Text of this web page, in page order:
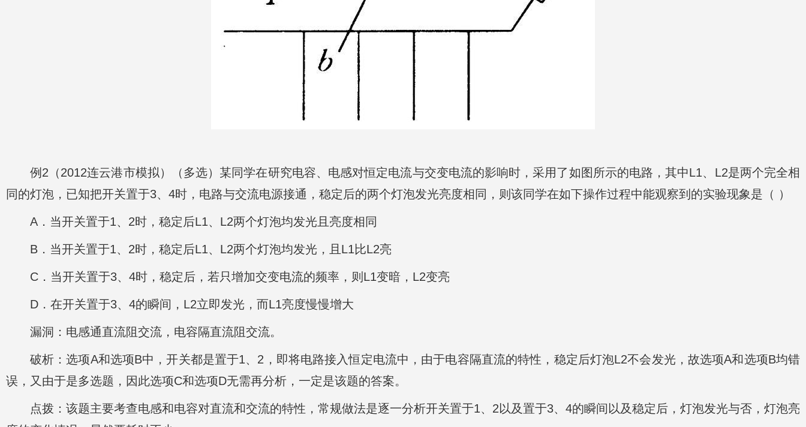
例2（2012连云港市模拟）（多选）某同学在研究电容、电感对恒定电流与交变电流的影响时，采用了如图所示的电路，其中L1、L2是两个完全相
同的灯泡，已知把开关置于3、4时，电路与交流电源接通，稳定后的两个灯泡发光亮度相同，则该同学在如下操作过程中能观察到的实验现象是（ ）
A．当开关置于1、2时，稳定后L1、L2两个灯泡均发光且亮度相同
B．当开关置于1、2时，稳定后L1、L2两个灯泡均发光，且L1比L2亮
C．当开关置于3、4时，稳定后，若只增加交变电流的频率，则L1变暗，L2变亮
D．在开关置于3、4的瞬间，L2立即发光，而L1亮度慢慢增大
漏洞：电感通直流阻交流，电容隔直流阻交流。
破析：选项A和选项B中，开关都是置于1、2，即将电路接入恒定电流中，由于电容隔直流的特性，稳定后灯泡L2不会发光，故选项A和选项B均错
误，又由于是多选题，因此选项C和选项D无需再分析，一定是该题的答案。
点拨：该题主要考查电感和电容对直流和交流的特性，常规做法是逐一分析开关置于1、2以及置于3、4的瞬间以及稳定后，灯泡发光与否，灯泡亮